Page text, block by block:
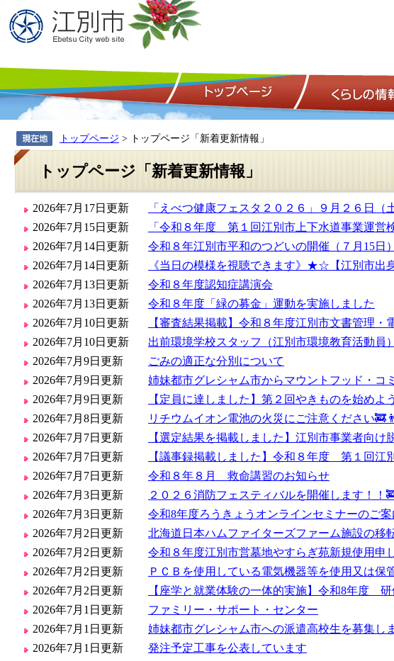
トップページ
トップページ > トップページ「新着更新情報」
トップページ「新着更新情報」
2026年7月17日更新
「えべつ健康フェスタ２０２６」９月２６日（
2026年7月15日更新
「令和８年度 第１回江別市上下水道事業運営
2026年7月14日更新
令和８年江別市平和のつどいの開催（７月15日
2026年7月14日更新
《当日の模様を視聴できます》★☆【江別市出
2026年7月13日更新
令和８年度認知症講演会
2026年7月13日更新
令和８年度「緑の募金」運動を実施しました
2026年7月10日更新
【審査結果掲載】令和８年度江別市文書管理
2026年7月10日更新
出前環境学校スタッフ（江別市環境教育活動員
2026年7月9日更新
ごみの適正な分別について
2026年7月9日更新
姉妹都市グレシャム市からマウントフッド・コ
2026年7月9日更新
【定員に達しました】第２回やきものを始めよう
2026年7月8日更新
リチウムイオン電池の火災にご注意ください
2026年7月7日更新
【選定結果を掲載しました】江別市事業者向
2026年7月7日更新
【議事録掲載しました】令和８年度 第１回江
2026年7月7日更新
令和８年８月 救命講習のお知らせ
2026年7月3日更新
２０２６消防フェスティバルを開催します！！
2026年7月3日更新
令和8年度ろうきょうオンラインセミナーのご案
2026年7月2日更新
北海道日本ハムファイターズファーム施設の移
2026年7月2日更新
令和８年度江別市営墓地やすらぎ苑新規使用申
2026年7月2日更新
ＰＣＢを使用している電気機器等を使用又は保
2026年7月2日更新
【座学と就業体験の一体的実施】令和8年度
2026年7月1日更新
ファミリー・サポート・センター
2026年7月1日更新
姉妹都市グレシャム市への派遣高校生を募集し
2026年7月1日更新
発注予定工事を公表しています